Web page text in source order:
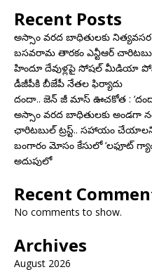
Recent Posts
అస్సాం వరద బాధితులకు
బసవరామ తారకం ఎన్టీఆర్ చారిటబుల్
హిందూ దేవుళ్లపై సోషల్ మీడియా
డీజీపీకి బీజేపీ నేతల ఫిర్యాదు
దందా.. జెన్ జీ మాస్ ఊచకోత : ‘దందా’
అస్సాం వరద బాధితులకు అండగా
ఛారిటబుల్ ట్రస్ట్.. సహాయం
బంగారం మోసం కేసులో ‘లఫూట్
అదుపులో
Recent
No comments to show.
Archives
August 2026